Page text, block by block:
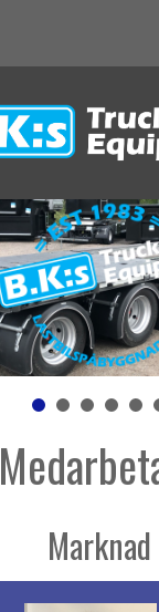
Marknad